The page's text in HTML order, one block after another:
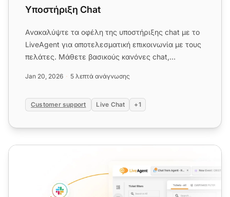
Υποστήριξη Chat
Ανακαλύψτε τα οφέλη της υποστήριξης chat με το
LiveAgent για αποτελεσματική επικοινωνία με τους
πελάτες. Μάθετε βασικούς κανόνες chat,
Jan 20, 2026 5 λεπτά ανάγνωσης
Customer support Live Chat +1
Διαδικτυακή Εξυπηρέτηση Πελατών